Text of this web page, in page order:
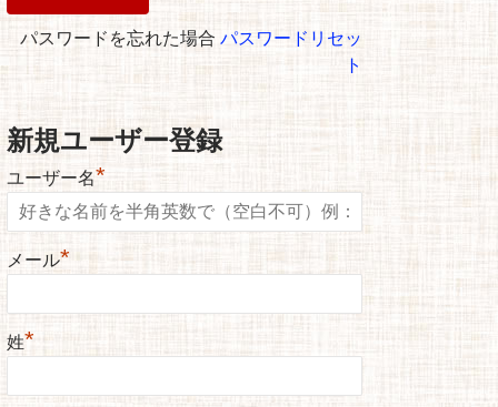
パスワードを忘れた場合パスワードリセッ
ト
新規ユーザー登録
ユーザー名*
メール*
姓*